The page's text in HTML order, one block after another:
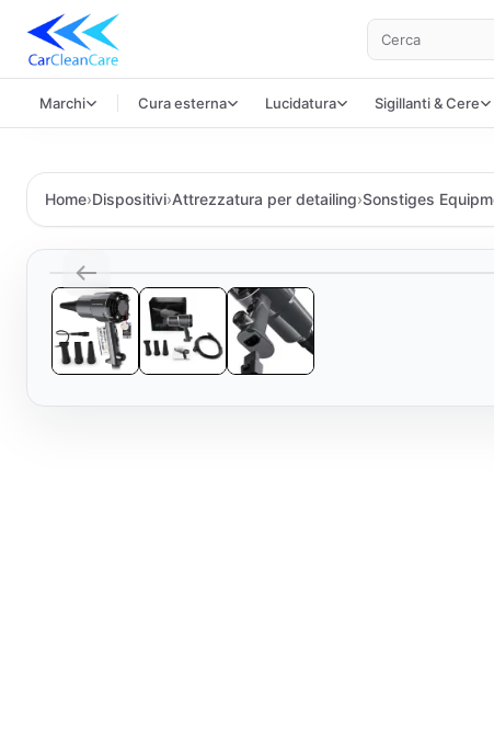
Cerca
Marchi Cura esterna Lucidatura Sigillanti & Cere
Home›Dispositivi›Attrezzatura per detailing›Sonstiges